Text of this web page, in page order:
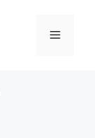
Menu